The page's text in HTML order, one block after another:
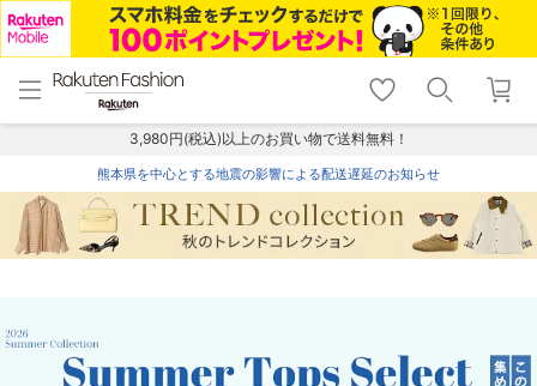
menu home
トップ
shopping_cart lock_outline
ログイン
3,980円(税込)以上のお買い物で送料無料！
熊本県を中心とする地震の影響による配送遅延のお知らせ